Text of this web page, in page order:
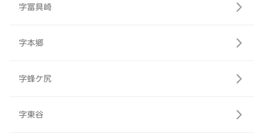
字冨具崎
字本郷
字蜂ケ尻
字東谷